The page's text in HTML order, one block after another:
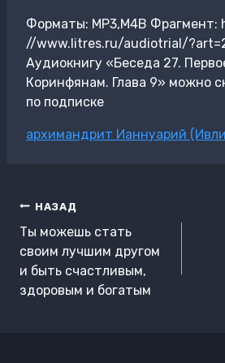
Форматы: MP3,M4B Фрагмент:
//www.litres.ru/audiotrial/
Аудиокнигу «Беседа 27.
Коринфянам. Глава 9» можно
по подписке
Метки
архимандрит Ианнуарий
Навигация
по
записям
НАЗАД
Ты можешь стать
своим лучшим другом
и быть счастливым,
здоровым и богатым